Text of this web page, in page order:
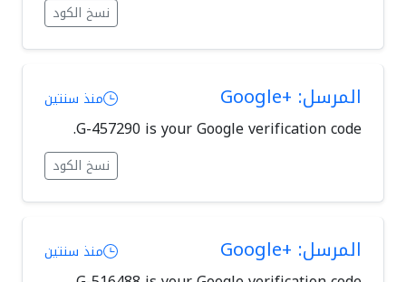
نسخ الكود
المرسل: +Google منذ سنتين
G-457290 is your Google verification code.
نسخ الكود
المرسل: +Google منذ سنتين